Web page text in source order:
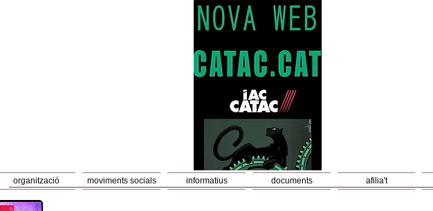
organització moviments socials informatius documents afilia't